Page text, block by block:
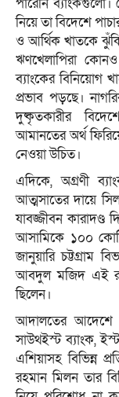
পারেনি
নিয়ে তা বিদেশে
ও আর্থিক খাতকে
ঋণখেলাপিরা
ব্যাংকের বিনিয়োগ
প্রভাব পড়ছে।
দুষ্কৃতকারীর
আমানতের অর্থ
নেওয়া উচিত।
এদিকে, অগ্রণী
আত্মসাতের দায়ে
যাবজ্জীবন
আসামিকে ১০০
জানুয়ারি চট্টগ্রাম
আবদুল মজিদ এই
ছিলেন।
আদালতের আদেশে
সাউথইস্ট ব্যাংক,
এশিয়াসহ বিভিন্ন
রহমান মিলন তার